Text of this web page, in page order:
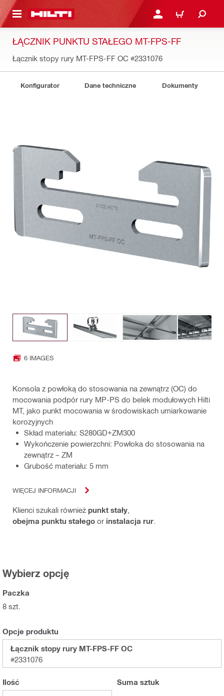
GŁÓWNEJ ZALOGUJ SIĘ LUB
KOSZYK
ŁĄCZNIK PUNKTU STAŁEGO MT-FPS-FF
Łącznik stopy rury MT-FPS-FF OC #2331076
Konfigurator Dane techniczne Dokumenty
6 IMAGES
Konsola z powłoką do stosowania na zewnątrz (OC) do
mocowania podpór rury MP-PS do belek modułowych Hilti
MT, jako punkt mocowania w środowiskach umiarkowanie
korozyjnych
Skład materiału: S280GD+ZM300
Wykończenie powierzchni: Powłoka do stosowania na
zewnątrz – ZM
Grubość materiału: 5 mm
WIĘCEJ INFORMACJI
Klienci szukali również punkt stały
obejma punktu stałego or instalacja rur
Wybierz opcję
Paczka
8 szt.
Opcje produktu
Łącznik stopy rury MT-FPS-FF OC
#2331076
Ilość Suma sztuk